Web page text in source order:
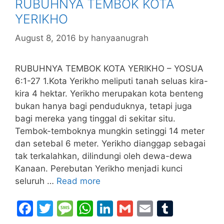
o
k
e
p
RUBUHNYA TEMBOK KOTA
YERIKHO
August 8, 2016 by hanyaanugrah
RUBUHNYA TEMBOK KOTA YERIKHO – YOSUA
6:1-27 1.Kota Yerikho meliputi tanah seluas kira-
kira 4 hektar. Yerikho merupakan kota benteng
bukan hanya bagi penduduknya, tetapi juga
bagi mereka yang tinggal di sekitar situ.
Tembok-temboknya mungkin setinggi 14 meter
dan setebal 6 meter. Yerikho dianggap sebagai
tak terkalahkan, dilindungi oleh dewa-dewa
Kanaan. Perebutan Yerikho menjadi kunci
seluruh … Read more
F
T
M W Li G
E